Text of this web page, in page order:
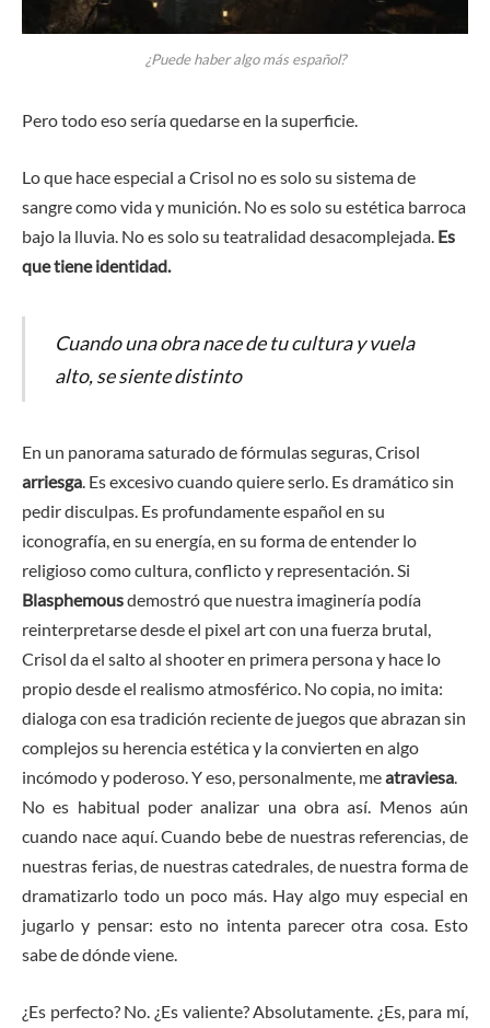
¿Puede haber algo más español?
Pero todo eso sería quedarse en la superficie.
Lo que hace especial a Crisol no es solo su sistema de
sangre como vida y munición. No es solo su estética barroca
bajo la lluvia. No es solo su teatralidad desacomplejada. Es
que tiene identidad.
Cuando una obra nace de tu cultura y vuela
alto, se siente distinto
En un panorama saturado de fórmulas seguras, Crisol
arriesga. Es excesivo cuando quiere serlo. Es dramático sin
pedir disculpas. Es profundamente español en su
iconografía, en su energía, en su forma de entender lo
religioso como cultura, conflicto y representación. Si
Blasphemousdemostró que nuestra imaginería podía
reinterpretarse desde el pixel art con una fuerza brutal,
Crisol da el salto al shooter en primera persona y hace lo
propio desde el realismo atmosférico. No copia, no imita:
dialoga con esa tradición reciente de juegos que abrazan sin
complejos su herencia estética y la convierten en algo
incómodo y poderoso. Y eso, personalmente, meatraviesa.
No es habitual poder analizar una obra así. Menos aún
cuando nace aquí. Cuando bebe de nuestras referencias, de
nuestras ferias, de nuestras catedrales, de nuestra forma de
dramatizarlo todo un poco más. Hay algo muy especial en
jugarlo y pensar: esto no intenta parecer otra cosa. Esto
sabe de dónde viene.
¿Es perfecto? No. ¿Es valiente? Absolutamente. ¿Es, para mí,